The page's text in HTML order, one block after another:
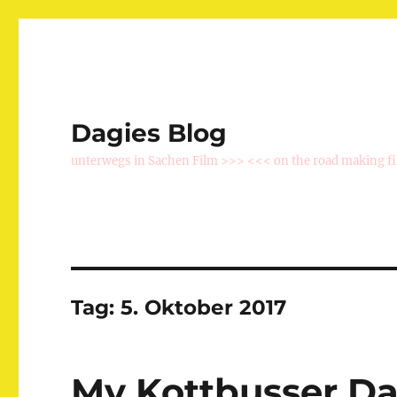
Dagies Blog
unterwegs in Sachen Film >>> <<< on the road making
Tag:5. Oktober 2017